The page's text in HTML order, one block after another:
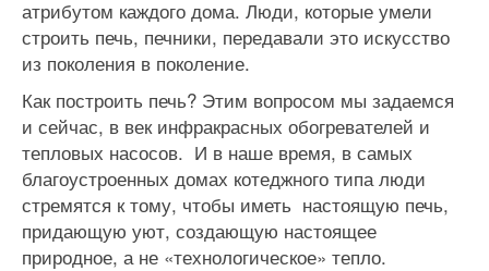
атрибутом каждого дома. Люди, которые умели
строить печь, печники, передавали это искусство
из поколения в поколение.
Как построить печь? Этим вопросом мы задаемся
и сейчас, в век инфракрасных обогревателей и
тепловых насосов. И в наше время, в самых
благоустроенных домах котеджного типа люди
стремятся к тому, чтобы иметь настоящую печь,
придающую уют, создающую настоящее
природное, а не «технологическое» тепло.